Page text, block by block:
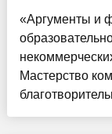
«Аргументы и
Мастерство